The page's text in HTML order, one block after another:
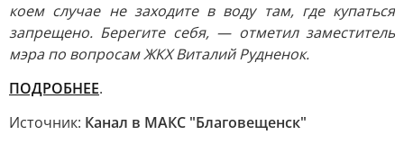
коем случае не заходите в воду там, где купаться
запрещено. Берегите себя, — отметил заместитель
мэра по вопросам ЖКХ Виталий Рудненок.
ПОДРОБНЕЕ.
Источник: Канал в МАКС "Благовещенск"